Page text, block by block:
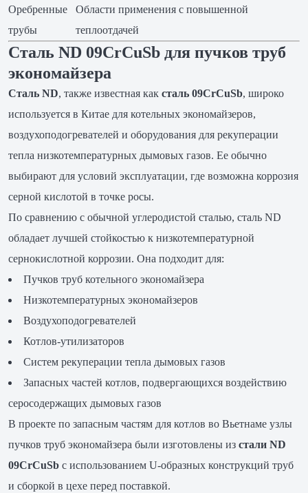
Оребренные
трубы
Области применения с повышенной
теплоотдачей
Сталь ND 09CrCuSb для пучков труб
экономайзера
Сталь ND, также известная как сталь 09CrCuSb, широко
используется в Китае для котельных экономайзеров,
воздухоподогревателей и оборудования для рекуперации
тепла низкотемпературных дымовых газов. Ее обычно
выбирают для условий эксплуатации, где возможна коррозия
серной кислотой в точке росы.
По сравнению с обычной углеродистой сталью, сталь ND
обладает лучшей стойкостью к низкотемпературной
сернокислотной коррозии. Она подходит для:
Пучков труб котельного экономайзера
Низкотемпературных экономайзеров
Воздухоподогревателей
Котлов-утилизаторов
Систем рекуперации тепла дымовых газов
Запасных частей котлов, подвергающихся воздействию
серосодержащих дымовых газов
В проекте по запасным частям для котлов во Вьетнаме узлы
пучков труб экономайзера были изготовлены из стали ND
09CrCuSbс использованием U-образных конструкций труб
и сборкой в цехе перед поставкой.